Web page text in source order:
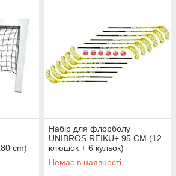
cm)
Набір для флорболу
UNIBROS REIKU+ 95 CM (12
клюшок + 6 кульок)
Немає в наявності